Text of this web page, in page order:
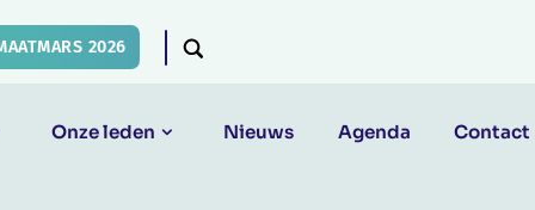
2026
Onze leden Nieuws Agenda Contact